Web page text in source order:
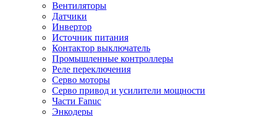
Вентиляторы
Датчики
Инвертор
Источник питания
Контактор выключатель
Промышленные контроллеры
Реле переключения
Серво моторы
Серво привод и усилители мощности
Части Fanuc
Энкодеры